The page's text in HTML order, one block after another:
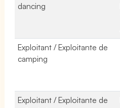
dancing
Exploitant / Exploitante de
camping
Exploitant / Exploitante de